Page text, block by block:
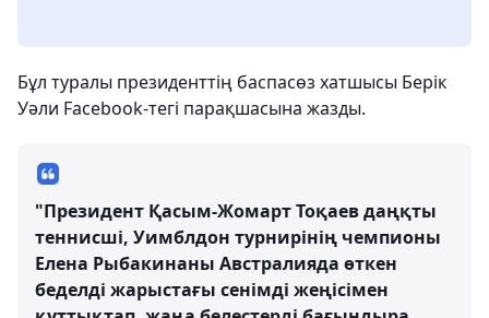
Бұл туралы президенттің баспасөз хатшысы Берік
Уәли Facebook-тегі парақшасына жазды.
"Президент Қасым-Жомарт Тоқаев даңқты
теннисші, Уимблдон турнирінің чемпионы
Елена Рыбакинаны Австралияда өткен
беделді жарыстағы сенімді жеңісімен